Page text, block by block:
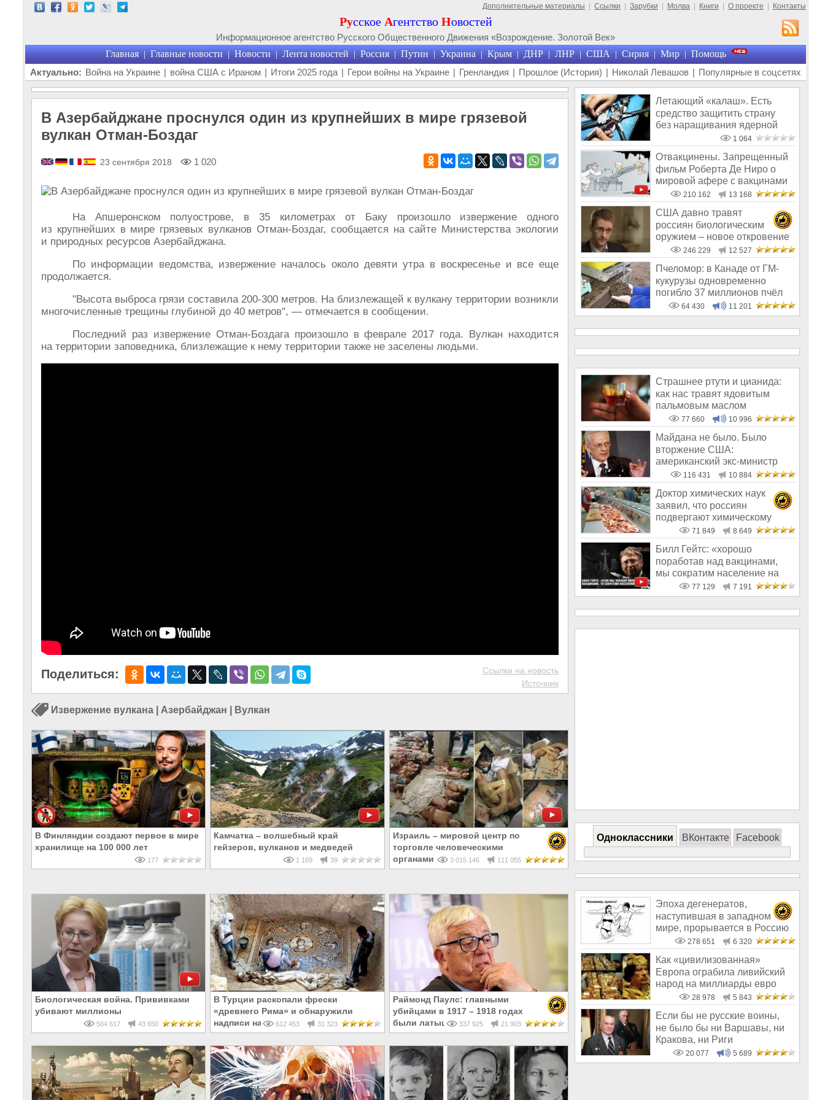
Дополнительные материалы Ссылки Зарубки Молва Книги О проекте Контакты
Русское Агентство Новостей
Информационное агентство Русского Общественного Движения «Возрождение. Золотой Век»
Главная | Главные новости | Новости | Лента новостей | Россия | Путин | Украина | Крым | ДНР | ЛНР | США | Сирия | Мир | Помощь
Актуально: Война на Украине | война США с Ираном | Итоги 2025 года | Герои войны на Украине | Гренландия | Прошлое (История) | Николай Левашов | Популярные в соцсетях
В Азербайджане проснулся один из крупнейших в мире грязевой
вулкан Отман-Боздаг
23 сентября 2018 1 020
На Апшеронском полуострове, в 35 километрах от Баку произошло извержение одного
из крупнейших в мире грязевых вулканов Отман-Боздаг, сообщается на сайте Министерства экологии
и природных ресурсов Азербайджана.
По информации ведомства, извержение началось около девяти утра в воскресенье и все еще
продолжается.
"Высота выброса грязи составила 200-300 метров. На близлежащей к вулкану территории возникли
многочисленные трещины глубиной до 40 метров", — отмечается в сообщении.
Последний раз извержение Отман-Боздага произошло в феврале 2017 года. Вулкан находится
на территории заповедника, близлежащие к нему территории также не заселены людьми.
Поделиться:
Ссылки на новость
Источник
Извержение вулкана Азербайджан Вулкан
В Финляндии создают первое в мире
хранилище на 100 000 лет
177
Камчатка – волшебный край
гейзеров, вулканов и медведей
1 169 39
Израиль – мировой центр по
торговле человеческими
органами
3 015 146 111 055
Биологическая война. Прививками
убивают миллионы
504 617 43 650
В Турции раскопали фрески
«древнего Рима» и обнаружили
надписи на Русском!
612 453 31 323
Раймонд Паулс: главными
убийцами в 1917 – 1918 годах
были латыши и евреи, а не русские
337 925 21 903
Летающий «калаш». Есть
средство защитить страну
без наращивания ядерной
1 064
Отвакцинены. Запрещенный
фильм Роберта Де Ниро о
мировой афере с вакцинами
210 162 13 168
США давно травят
россиян биологическим
оружием – новое откровение
Эдварда Сноудена
246 229 12 527
Пчеломор: в Канаде от ГМ-
кукурузы одновременно
погибло 37 миллионов пчёл
64 430 11 201
Страшнее ртути и цианида:
как нас травят ядовитым
пальмовым маслом
77 660 10 996
Майдана не было. Было
вторжение США:
американский экс-министр
написал открытое пись
116 431 10 884
Доктор химических наук
заявил, что россиян
подвергают химическому
геноциду71 849 8 649
Билл Гейтс: «хорошо
поработав над вакцинами,
мы сократим население на
10-15%»77 129 7 191
Одноклассники ВКонтакте Facebook
Эпоха дегенератов,
наступившая в западном
мире, прорывается в Россию
278 651 6 320
Как «цивилизованная»
Европа ограбила ливийский
народ на миллиарды евро
28 978 5 843
Если бы не русские воины,
не было бы ни Варшавы, ни
Кракова, ни Риги
20 077 5 689